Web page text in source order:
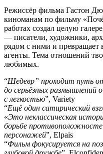
Режиссёр фильма Гастон
киноманам по фильму
работах создал целую
— писатели, художники,
рядом с ними и
агенты. Тема отношений
любимых.
“Шедевр” проходит путь
до серьёзных размышлений
с легкостью”, Variety
“Ещё один сатирический
«Это неклассическая
борьбе
персонажей”, Elpais
“Фильм фокусируется на